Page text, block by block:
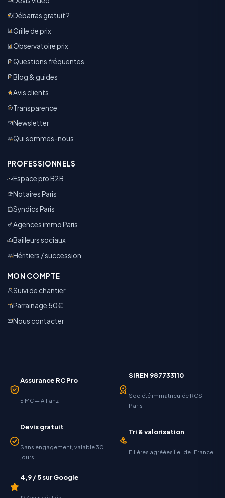
Débarras gratuit ?
Grille de prix
Observatoire prix
Questions fréquentes
Blog & guides
Avis clients
Transparence
Newsletter
Qui sommes-nous
PROFESSIONNELS
Espace pro B2B
Notaires Paris
Syndics Paris
Agences immo Paris
Bailleurs sociaux
Héritiers / succession
MON COMPTE
Suivi de chantier
Parrainage 50€
Nous contacter
Assurance RC Pro
5 M€ — Allianz
SIREN 987733110
Société immatriculée RCS
Paris
Devis gratuit
Sans engagement, valable 30
jours
Tri & valorisation
Filières agréées Île-de-France
4,9 / 5 sur Google